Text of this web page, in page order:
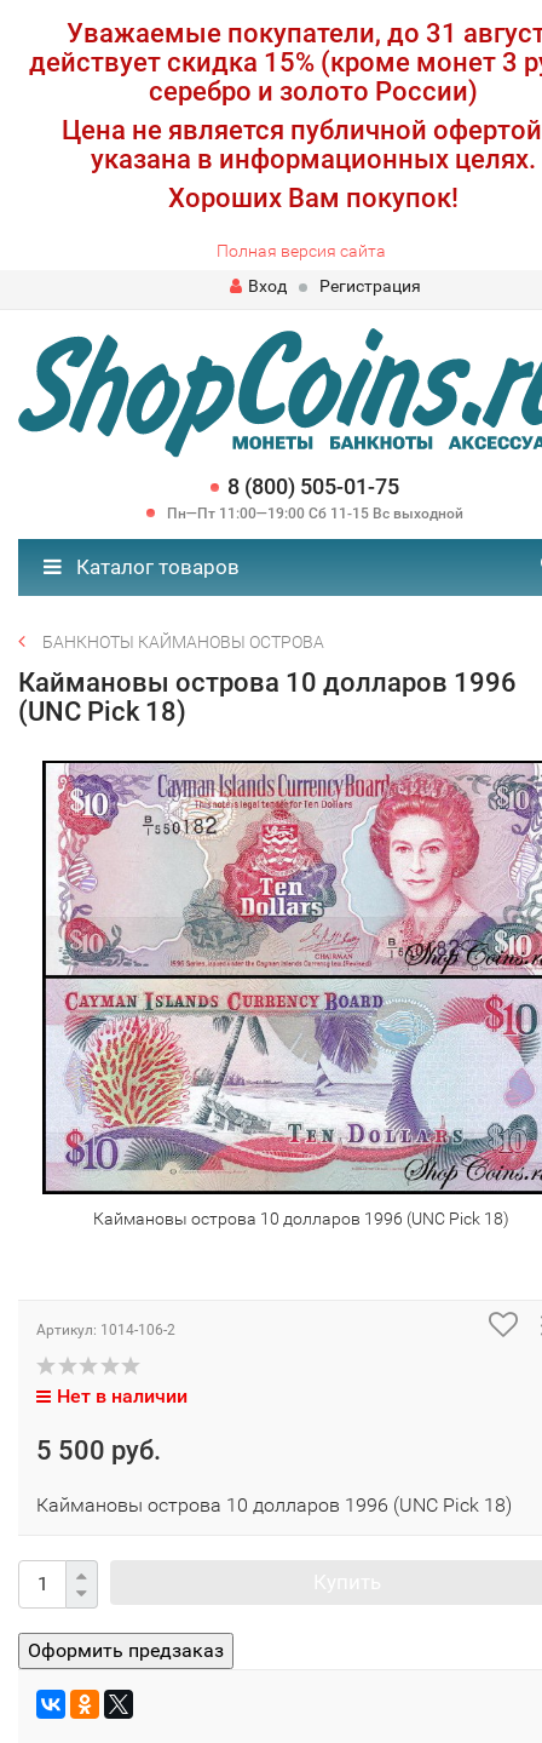
Уважаемые покупатели, до 31
действует скидка 15% (кроме монет 3
серебро и золото России)
Цена не является публичной
указана в информационных целях.
Хороших Вам покупок!
Полная версия сайта
Вход
Регистрация
8 (800) 505-01-75
Пн—Пт 11:00—19:00 Сб 11-15 Вс выходной
Каталог товаров
БАНКНОТЫ КАЙМАНОВЫ ОСТРОВА
Каймановы острова 10 долларов 1996
(UNC Pick 18)
Каймановы острова 10 долларов 1996 (UNC Pick 18)
Артикул: 1014-106-2
Нет в наличии
5 500 руб.
Каймановы острова 10 долларов 1996 (UNC Pick 18)